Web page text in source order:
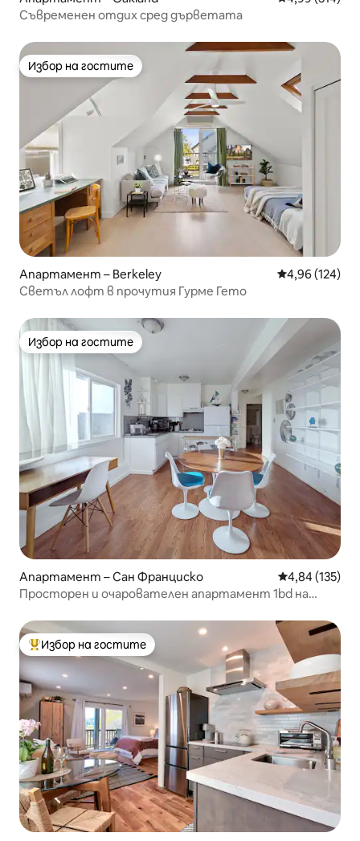
Съвременен отдих сред дърветата
Избор на гостите
Избор на гостите
Апартамент – Berkeley Средна
4,96 (124)
Светъл лофт в прочутия Гурме Гето
Избор на гостите
Избор на гостите
Апартамент – Сан Франциско Средна
4,84 (135)
Просторен и очарователен апартамент 1bd на
Най-популярен избор на гостите
Избор на гостите